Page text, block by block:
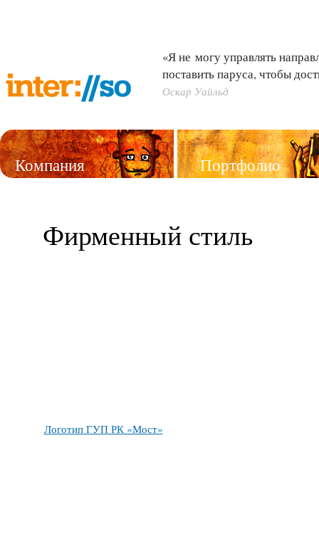
«Я не могу управлять
поставить паруса, чтобы
Оскар Уайльд
Компания Портфолио
Фирменный стиль
Логотип ГУП РК «Мост»